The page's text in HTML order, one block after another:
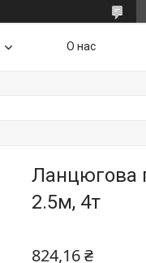
О нас
Ланцюгова
2.5м, 4т
824,16 ₴